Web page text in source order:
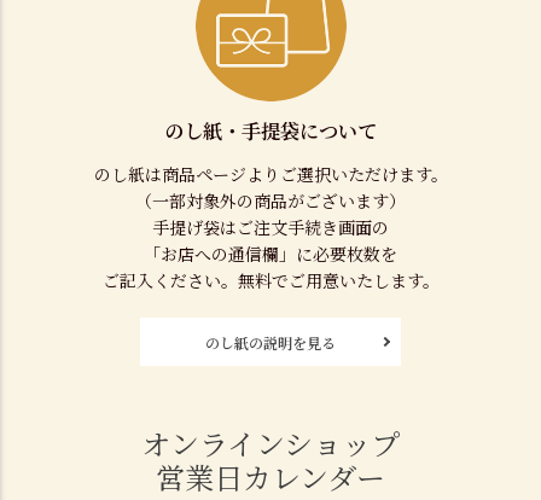
のし紙・手提袋について
のし紙は商品ページよりご選択いただけます。
（一部対象外の商品がございます）
手提げ袋はご注文手続き画面の
「お店への通信欄」に必要枚数を
ご記入ください。無料でご用意いたします。
のし紙の説明を見る
オンラインショップ
営業日カレンダー